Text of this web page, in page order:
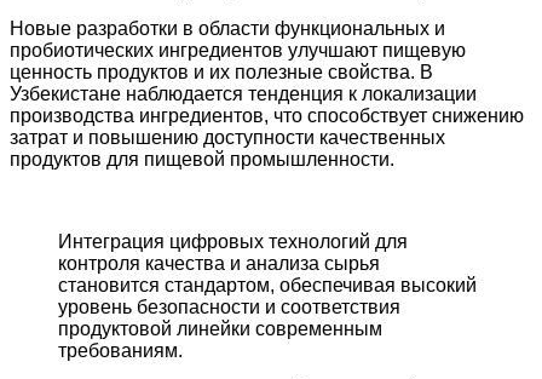
Новые разработки в области функциональных и
пробиотических ингредиентов улучшают пищевую
ценность продуктов и их полезные свойства. В
Узбекистане наблюдается тенденция к локализации
производства ингредиентов, что способствует снижению
затрат и повышению доступности качественных
продуктов для пищевой промышленности.
Интеграция цифровых технологий для
контроля качества и анализа сырья
становится стандартом, обеспечивая высокий
уровень безопасности и соответствия
продуктовой линейки современным
требованиям.